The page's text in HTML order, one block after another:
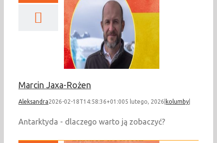
Marcin Jaxa-Rożen
Aleksandra2026-02-18T14:58:36+01:005 lutego, 2026 kolumby
Antarktyda - dlaczego warto ją zobaczyć?